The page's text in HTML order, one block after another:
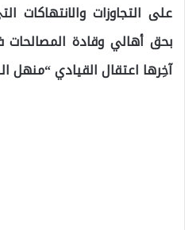
على التجاوزات والانتهاكات
بحق أهالي وقادة
آخِرها اعتقال القيادي “منهل